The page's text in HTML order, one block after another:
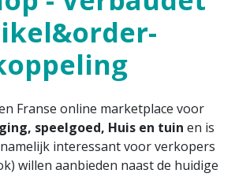
Franse online marketplace voor
speelgoed, Huis en tuin en is
interessant voor verkopers
willen aanbieden naast de huidige